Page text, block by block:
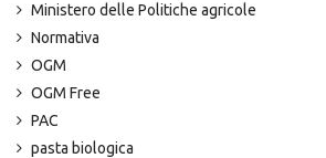
Ministero delle Politiche agricole
Normativa
OGM
OGM Free
PAC
pasta biologica